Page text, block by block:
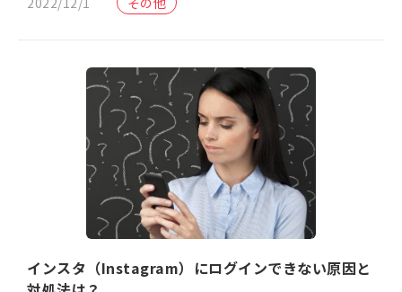
インスタ（Instagram）にログインできない原因と